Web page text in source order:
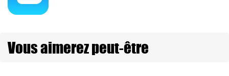
Vous aimerez peut-être